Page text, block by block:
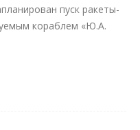
пуск ракеты-
кораблем «Ю.А.